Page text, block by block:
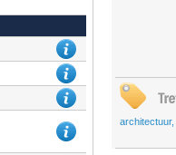
architectuur,